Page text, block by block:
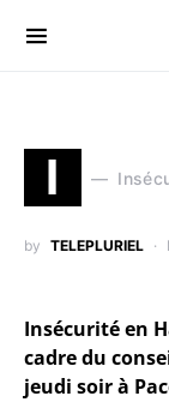
I
by TELEPLURIEL
Insécurité en
cadre du
jeudi soir à